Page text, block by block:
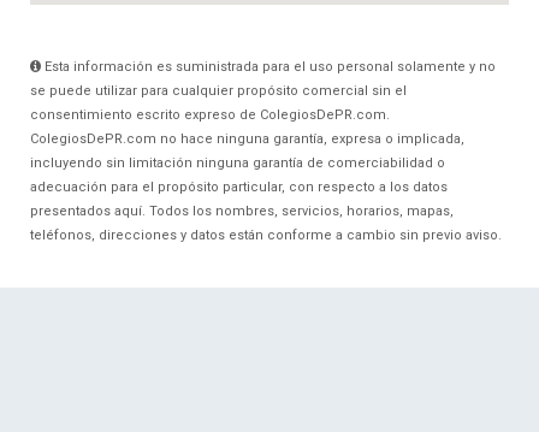
Esta información es suministrada para el uso personal solamente y no
se puede utilizar para cualquier propósito comercial sin el
consentimiento escrito expreso de ColegiosDePR.com.
ColegiosDePR.com no hace ninguna garantía, expresa o implicada,
incluyendo sin limitación ninguna garantía de comerciabilidad o
adecuación para el propósito particular, con respecto a los datos
presentados aquí. Todos los nombres, servicios, horarios, mapas,
teléfonos, direcciones y datos están conforme a cambio sin previo aviso.